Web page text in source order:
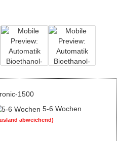
1500
5-6 Wochen
abweichend)